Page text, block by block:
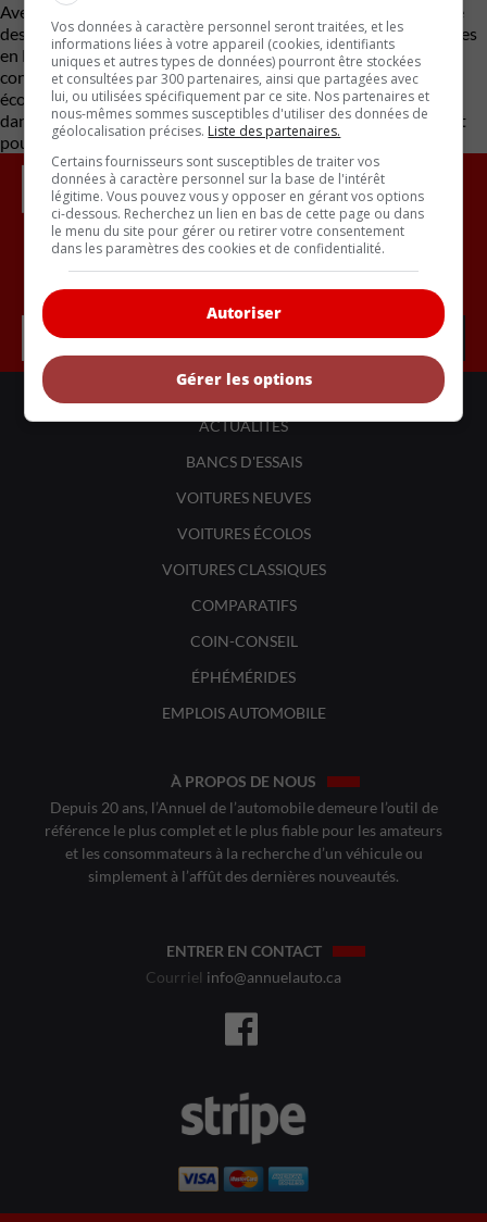
Avec ce partenariat, Stellantis et Leapmotor s’affirment comme
des acteurs clés dans l’industrialisation des véhicules électriques
en Europe, tout en offrant une alternative compétitive aux
constructeurs traditionnels grâce à une production plus
économique. Les deux entreprises devront toutefois naviguer
dans un contexte réglementaire européen de plus en plus strict
pour continuer à se développer sur le marché.
Inscrivez vous à l'infolettre.
LIENS UTILES
ACTUALITÉS
BANCS D'ESSAIS
VOITURES NEUVES
VOITURES ÉCOLOS
VOITURES CLASSIQUES
COMPARATIFS
COIN-CONSEIL
ÉPHÉMÉRIDES
EMPLOIS AUTOMOBILE
À PROPOS DE NOUS
Depuis 20 ans, l’Annuel de l’automobile demeure l’outil de
référence le plus complet et le plus fiable pour les amateurs
et les consommateurs à la recherche d’un véhicule ou
simplement à l’affût des dernières nouveautés.
ENTRER EN CONTACT
Courriel info@annuelauto.ca
Vos données à caractère personnel seront traitées, et les
informations liées à votre appareil (cookies, identifiants
uniques et autres types de données) pourront être stockées
et consultées par 300 partenaires, ainsi que partagées avec
lui, ou utilisées spécifiquement par ce site. Nos partenaires et
nous-mêmes sommes susceptibles d'utiliser des données de
géolocalisation précises. Liste des partenaires.
Certains fournisseurs sont susceptibles de traiter vos
données à caractère personnel sur la base de l'intérêt
légitime. Vous pouvez vous y opposer en gérant vos options
ci-dessous. Recherchez un lien en bas de cette page ou dans
le menu du site pour gérer ou retirer votre consentement
dans les paramètres des cookies et de confidentialité.
Autoriser
Gérer les options